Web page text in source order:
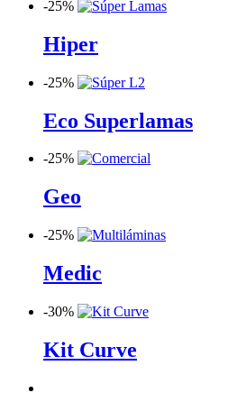
-25%
Hiper
-25%
Eco Superlamas
-25%
Geo
-25%
Medic
-30%
Kit Curve